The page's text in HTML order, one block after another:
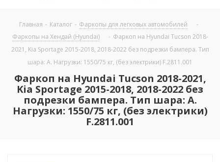
Главная - Каталог - Фаркопы для легковых автомобилей
-
Фаркопы на Хендай (Hyundai)
- Фаркоп на Hyundai Tucson 2018-
2021, Kia Sportage 2015-2018, 2018-2022 без подрезки бампера. Тип
шара: A. Нагрузки: 1550/75 кг, (без электрики) F.2811.001
Фаркоп на Hyundai Tucson 2018-2021,
Kia Sportage 2015-2018, 2018-2022 без
подрезки бампера. Тип шара: A.
Нагрузки: 1550/75 кг, (без электрики)
F.2811.001